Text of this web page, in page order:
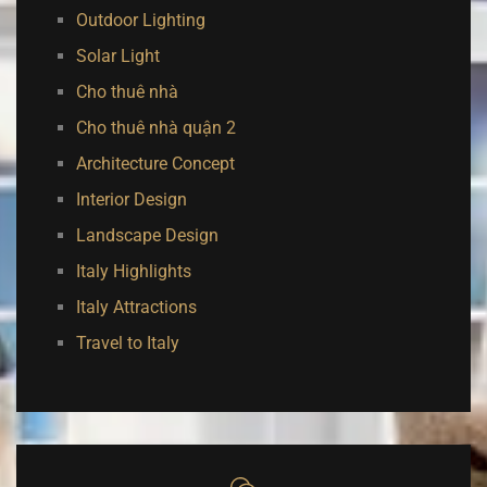
Outdoor Lighting
Solar Light
Cho thuê nhà
Cho thuê nhà quận 2
Architecture Concept
Interior Design
Landscape Design
Italy Highlights
Italy Attractions
Travel to Italy